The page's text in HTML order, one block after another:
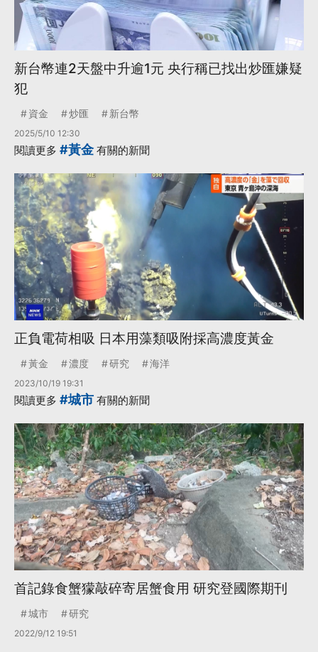
新台幣連2天盤中升逾1元 央行稱已找出炒匯嫌疑
犯
資金 炒匯 新台幣
2025/5/10 12:30
閱讀更多 #黃金有關的新聞
正負電荷相吸 日本用藻類吸附採高濃度黃金
黃金 濃度 研究 海洋
2023/10/19 19:31
閱讀更多 #城市 有關的新聞
首記錄食蟹獴敲碎寄居蟹食用 研究登國際期刊
城市 研究
2022/9/12 19:51